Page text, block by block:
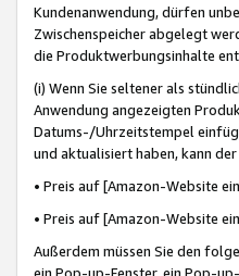
Kundenanwendung, dürfen
Zwischenspeicher abgelegt
die Produktwerbungsinhalte
(i) Wenn Sie seltener als
Anwendung angezeigten
Datums-/Uhrzeitstempel
und aktualisiert haben, kann
• Preis auf [Amazon-Website
• Preis auf [Amazon-Website
Außerdem müssen Sie den
ein Pop-up-Fenster, ein Pop-